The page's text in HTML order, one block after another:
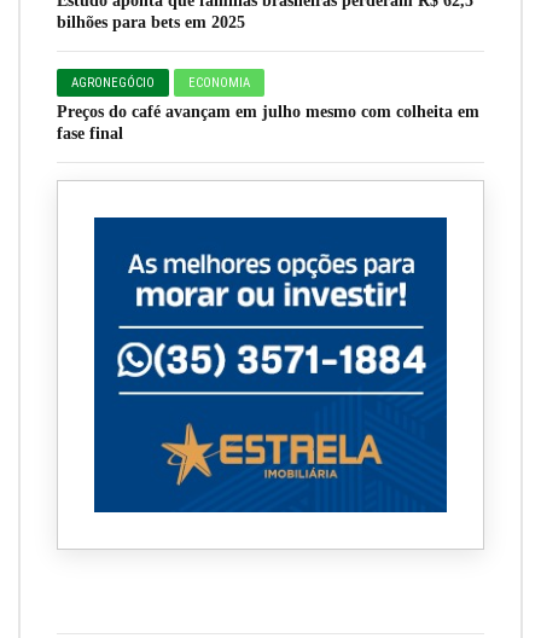
bilhões para bets em 2025
AGRONEGÓCIO ECONOMIA
Preços do café avançam em julho mesmo com colheita em
fase final